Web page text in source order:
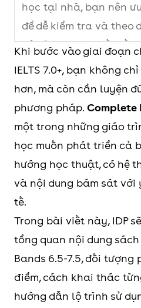
học tại nhà, bạn nên
để dễ kiểm tra và theo
Bộ sách được thiết kế
theo chủ đề, giúp
Listening, Reading,
Vocabulary và
ngữ cảnh học thuật.
Điểm mạnh của sách
rõ ràng, bài tập mô
và phần ôn tập từ vựng
cặp unit, giúp người
theo chu kỳ. Tuy nhiên,
với người chưa vững
Ngoài ra, số lượng bài
còn hạn chế nên bạn
Cambridge IELTS để
Khi bước vào giai đoạn
IELTS 7.0+, bạn không
hơn, mà còn cần luyện
phương pháp. Complete
một trong những giáo
học muốn phát triển cả
hướng học thuật, có hệ
và nội dung bám sát
tế.
Trong bài viết này, IDP
tổng quan nội dung sách
Bands 6.5-7.5, đối tượng
điểm, cách khai thác
hướng dẫn lộ trình sử